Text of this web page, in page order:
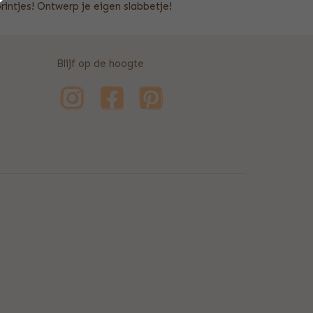
Ontwerp je eigen slabbetje!
Blijf op de hoogte